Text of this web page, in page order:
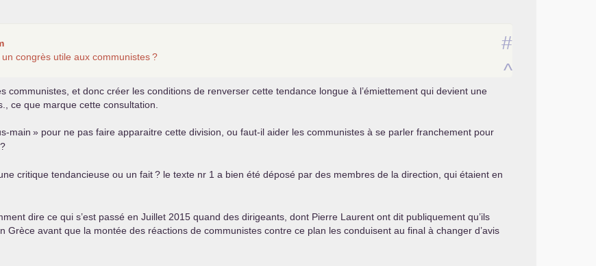
#
^
congrès utile aux communistes?
communistes, et donc créer les conditions de renverser cette tendance longue à l’émiettement qui devient une
ce que marque cette consultation.
main » pour ne pas faire apparaitre cette division, ou faut-il aider les communistes à se parler franchement pour
?
critique tendancieuse ou un fait? le texte nr 1 a bien été déposé par des membres de la direction, qui étaient en
dire ce qui s’est passé en Juillet 2015 quand des dirigeants, dont Pierre Laurent ont dit publiquement qu’ils
Grèce avant que la montée des réactions de communistes contre ce plan les conduisent au final à changer d’avis